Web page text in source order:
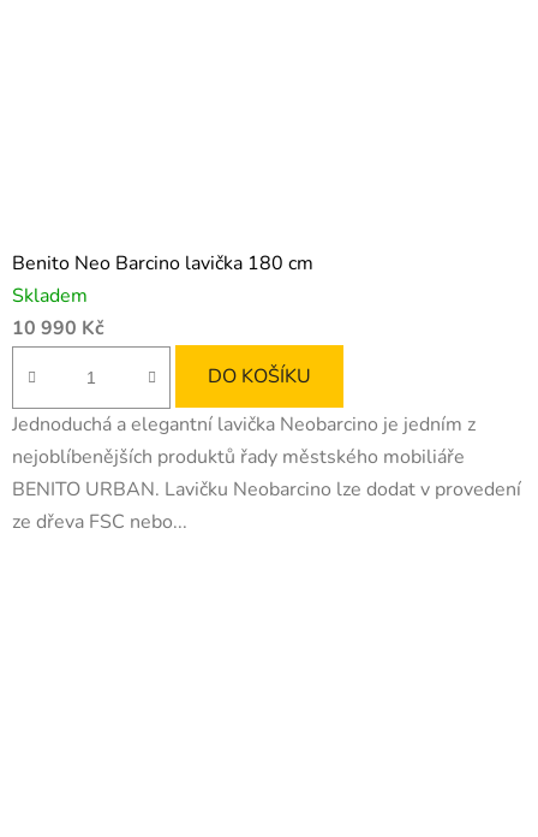
Benito Neo Barcino lavička 180 cm
Skladem
10 990 Kč
DO KOŠÍKU
Jednoduchá a elegantní lavička Neobarcino je jedním z
nejoblíbenějších produktů řady městského mobiliáře
BENITO URBAN. Lavičku Neobarcino lze dodat v provedení
ze dřeva FSC nebo...